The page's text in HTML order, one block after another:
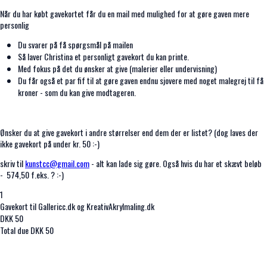
Når du har købt gavekortet får du en mail med mulighed for at gøre gaven mere
personlig
Du svarer på få spørgsmål på mailen
Så laver Christina et personligt gavekort du kan printe.
Med fokus på det du ønsker at give (malerier eller undervisning)
Du får også et par fif til at gøre gaven endnu sjovere med noget malegrej til få
kroner - som du kan give modtageren.
Ønsker du at give gavekort i andre størrelser end dem der er listet? (dog laves der
ikke gavekort på under kr. 50 :-)
skriv tilkunstcc@gmail.com- alt kan lade sig gøre. Også hvis du har et skævt beløb
- 574,50 f.eks. ? :-)
1
Gavekort til Gallericc.dk og KreativAkrylmaling.dk
DKK50
Total dueDKK50